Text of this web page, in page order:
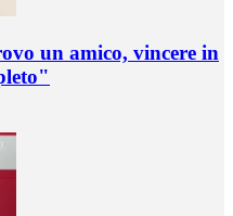
un amico, vincere in